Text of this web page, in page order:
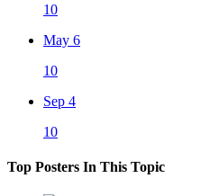
10
May 6
10
Sep 4
10
Top Posters In This Topic